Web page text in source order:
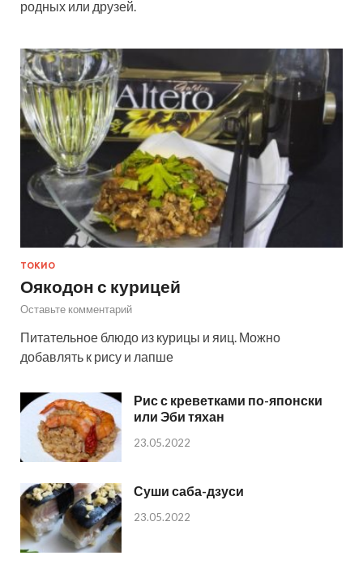
родных или друзей.
ТОКИО
Оякодон с курицей
Оставьте комментарий
Питательное блюдо из курицы и яиц. Можно
добавлять к рису и лапше
Рис с креветками по-японски
или Эби тяхан
23.05.2022
Суши саба-дзуси
23.05.2022